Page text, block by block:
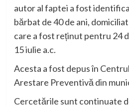
autor al faptei a fost
bărbat de 40 de ani,
care a fost reținut pentru 24
15 iulie a.c.
Acesta a fost depus în
Arestare Preventivă din
Cercetările sunt continuate